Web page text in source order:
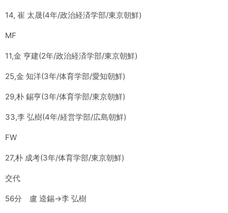
14, 崔 太晟(4年/政治経済学部/東京朝鮮)
MF
11,金 亨建(2年/政治経済学部/東京朝鮮)
25,金 知洋(3年/体育学部/愛知朝鮮)
29,朴 錫亨(3年/体育学部/東京朝鮮)
33,李 弘樹(4年/経営学部/広島朝鮮)
FW
27,朴 成考(3年/体育学部/東京朝鮮)
交代
56分 盧 逵錫→李 弘樹